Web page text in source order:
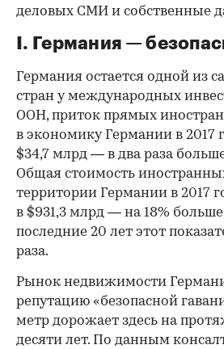
деловых СМИ и собственные
I. Германия —
Германия остается одной из
стран у международных
ООН, приток прямых
в экономику Германии в 2017
$34,7 млрд — в два раза
Общая стоимость
территории Германии в 2017
в $931,3 млрд — на 18%
последние 20 лет этот
раза.
Рынок недвижимости
репутацию «безопасной
метр дорожает здесь на
десяти лет. По данным